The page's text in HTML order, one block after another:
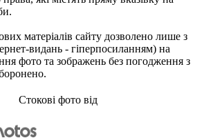
матеріалів сайту дозволено лише з
видань - гіперпосиланням) на
фото та зображень без погодження з
Стокові фото від